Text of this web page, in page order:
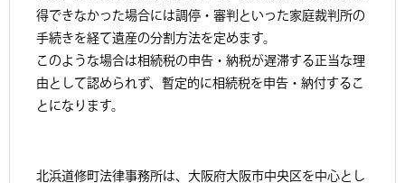
得できなかった場合には調停・審判といった家庭裁判所の
手続きを経て遺産の分割方法を定めます。
このような場合は相続税の申告・納税が遅滞する正当な理
由として認められず、暫定的に相続税を申告・納付するこ
とになります。
北浜道修町法律事務所は、大阪府大阪市中央区を中心とし